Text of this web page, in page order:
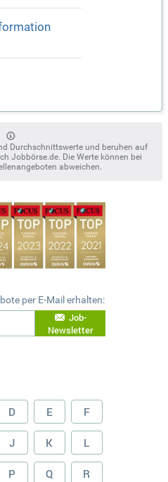
Durchschnittswerte und beruhen auf
Jobbörse.de. Die Werte können bei
abweichen.
per E-Mail erhalten:
Job-
Newsletter
D E F
J K L
P Q R